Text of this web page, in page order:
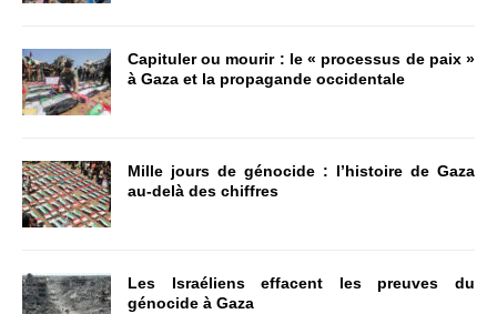
Capituler ou mourir : le « processus de paix »
à Gaza et la propagande occidentale
Mille jours de génocide : l’histoire de Gaza
au-delà des chiffres
Les Israéliens effacent les preuves du
génocide à Gaza